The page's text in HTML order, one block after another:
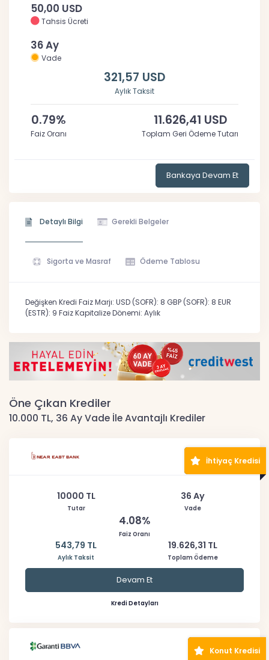
50,00 USD
Tahsis Ücreti
36 Ay
Vade
321,57 USD
Aylık Taksit
0.79%
Faiz Oranı
11.626,41 USD
Toplam Geri Ödeme Tutarı
Bankaya Devam Et
Detaylı Bilgi Gerekli Belgeler
Sigorta ve Masraf Ödeme Tablosu
Değişken Kredi Faiz Marjı: USD (SOFR): 8 GBP (SOFR): 8 EUR
(ESTR): 9 Faiz Kapitalize Dönemi: Aylık
Öne Çıkan Krediler
10.000 TL, 36 Ay Vade İle Avantajlı Krediler
İhtiyaç Kredisi
10000 TL
Tutar
36 Ay
Vade
4.08%
Faiz Oranı
543,79 TL
Aylık Taksit
19.626,31 TL
Toplam Ödeme
Devam Et
Kredi Detayları
Konut Kredisi